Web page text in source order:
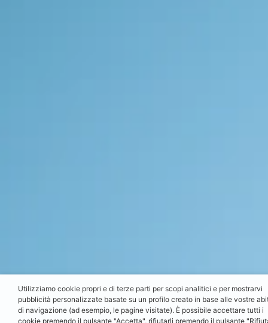
Utilizziamo cookie propri e di terze parti per scopi analitici e per mostrarvi
pubblicità personalizzate basate su un profilo creato in base alle vostre
di navigazione (ad esempio, le pagine visitate). È possibile accettare tutti i
cookie premendo il pulsante "Accetta", rifiutarli premendo il pulsante